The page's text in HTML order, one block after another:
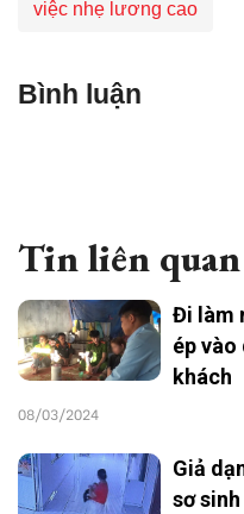
việc nhẹ lương cao
Bình luận
Tin liên quan
Đi làm
ép vào
khách
08/03/2024
Giả
sơ sinh